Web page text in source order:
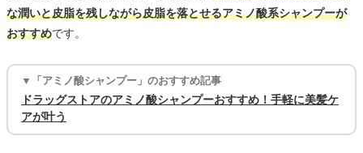
な潤いと皮脂を残しながら皮脂を落とせるアミノ酸系シャンプーが
おすすめです。
▼「アミノ酸シャンプー」のおすすめ記事
ドラッグストアのアミノ酸シャンプーおすすめ！手軽に美髪ケ
アが叶う